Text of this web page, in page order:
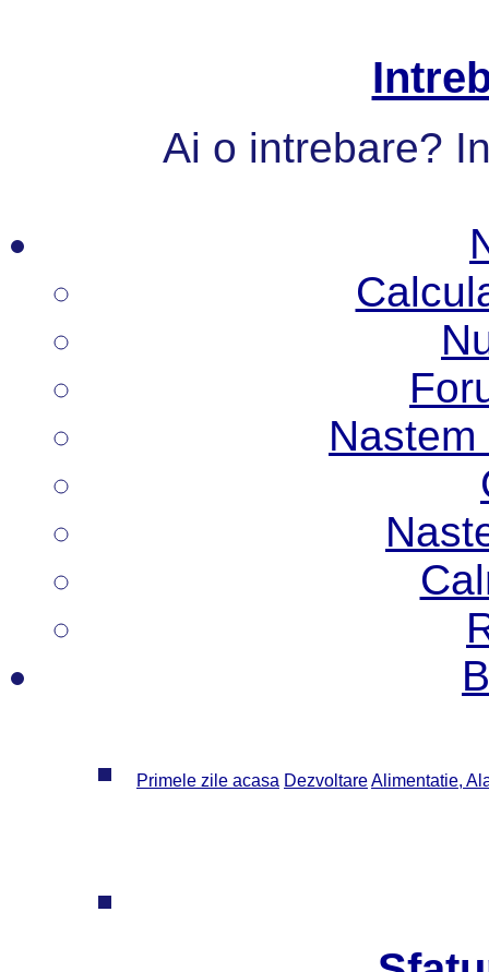
Ai o intrebare?
Primele zile acasa DezvoltareAlimentatie,